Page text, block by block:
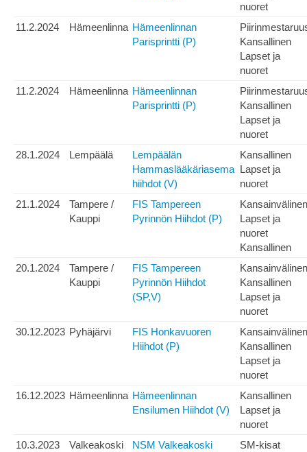
nuoret
11.2.2024
Hämeenlinna Hämeenlinnan
Parisprintti (P)
Kansallinen
Lapset ja
nuoret
11.2.2024
Hämeenlinna Hämeenlinnan
Parisprintti (P)
Kansallinen
Lapset ja
nuoret
28.1.2024
Lempäälä
Lempäälän
Hammaslääkäriasema
hiihdot (V)
Kansallinen
Lapset ja
nuoret
21.1.2024
Tampere /
Kauppi
FIS Tampereen
Pyrinnön Hiihdot (P)
Kansainvälinen
Lapset ja
nuoret
Kansallinen
20.1.2024
Tampere /
Kauppi
FIS Tampereen
Pyrinnön Hiihdot
(SP,V)
Kansainvälinen
Kansallinen
Lapset ja
nuoret
30.12.2023 Pyhäjärvi
FIS Honkavuoren
Hiihdot (P)
Kansainvälinen
Kansallinen
Lapset ja
nuoret
16.12.2023 Hämeenlinna Hämeenlinnan
Ensilumen Hiihdot (V)
Kansallinen
Lapset ja
nuoret
10.3.2023
Valkeakoski NSM Valkeakoski SM-kisat